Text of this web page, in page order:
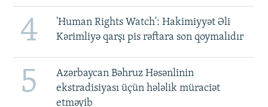
4
'Human Rights Watch': Hakimiyyət Əli
Kərimliyə qarşı pis rəftara son qoymalıdır
5
Azərbaycan Bəhruz Həsənlinin
ekstradisiyası üçün hələlik müraciət
etməyib